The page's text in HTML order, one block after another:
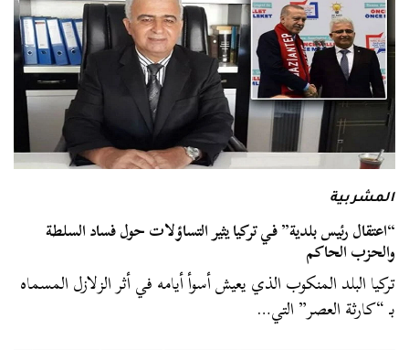
المشربية
“اعتقال رئيس بلدية” في تركيا يثير التساؤلات حول فساد السلطة
والحزب الحاكم
تركيا البلد المنكوب الذي يعيش أسوأ أيامه في أثر الزلازل المسماه
بـ “كارثة العصر” التي…